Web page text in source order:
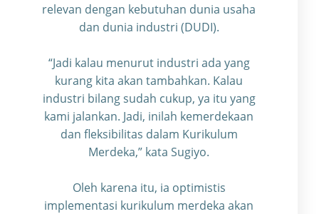
relevan dengan kebutuhan dunia usaha
dan dunia industri (DUDI).
“Jadi kalau menurut industri ada yang
kurang kita akan tambahkan. Kalau
industri bilang sudah cukup, ya itu yang
kami jalankan. Jadi, inilah kemerdekaan
dan fleksibilitas dalam Kurikulum
Merdeka,” kata Sugiyo.
Oleh karena itu, ia optimistis
implementasi kurikulum merdeka akan